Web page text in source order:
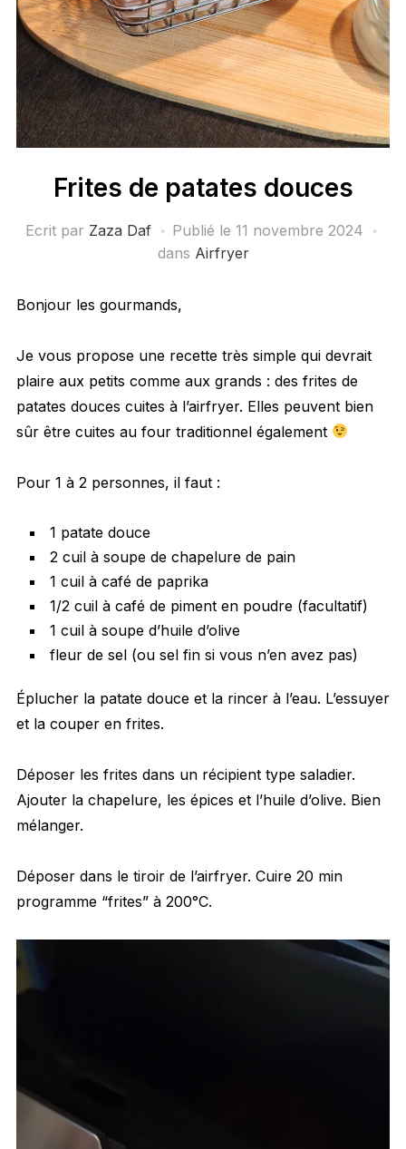
Frites de patates douces
Ecrit par Zaza Daf Publié le 11 novembre 2024
dans Airfryer
Bonjour les gourmands,
Je vous propose une recette très simple qui devrait
plaire aux petits comme aux grands : des frites de
patates douces cuites à l’airfryer. Elles peuvent bien
sûr être cuites au four traditionnel également
Pour 1 à 2 personnes, il faut :
1 patate douce
2 cuil à soupe de chapelure de pain
1 cuil à café de paprika
1/2 cuil à café de piment en poudre (facultatif)
1 cuil à soupe d’huile d’olive
fleur de sel (ou sel fin si vous n’en avez pas)
Éplucher la patate douce et la rincer à l’eau. L’essuyer
et la couper en frites.
Déposer les frites dans un récipient type saladier.
Ajouter la chapelure, les épices et l’huile d’olive. Bien
mélanger.
Déposer dans le tiroir de l’airfryer. Cuire 20 min
programme “frites” à 200°C.